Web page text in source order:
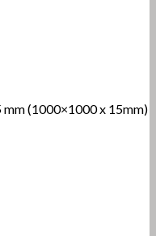
(1000×1000 x 15mm)